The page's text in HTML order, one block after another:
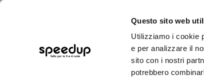
Questo sito web
Utilizziamo i cookie
e per analizzare il
sito con i nostri
potrebbero